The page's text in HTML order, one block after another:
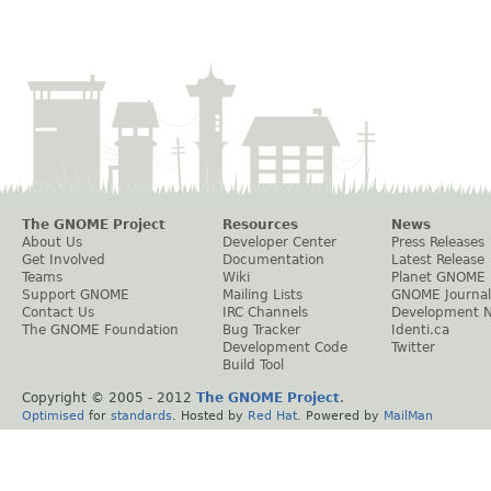
The GNOME Project
About Us
Get Involved
Teams
Support GNOME
Contact Us
The GNOME Foundation
Resources
Developer Center
Documentation
Wiki
Mailing Lists
IRC Channels
Bug Tracker
Development Code
Build Tool
News
Press Releases
Latest Release
Planet GNOME
GNOME Journal
Development
Identi.ca
Twitter
Copyright © 2005 - 2012 The GNOME Project.
Optimised for standards . Hosted by Red Hat . Powered by MailMan